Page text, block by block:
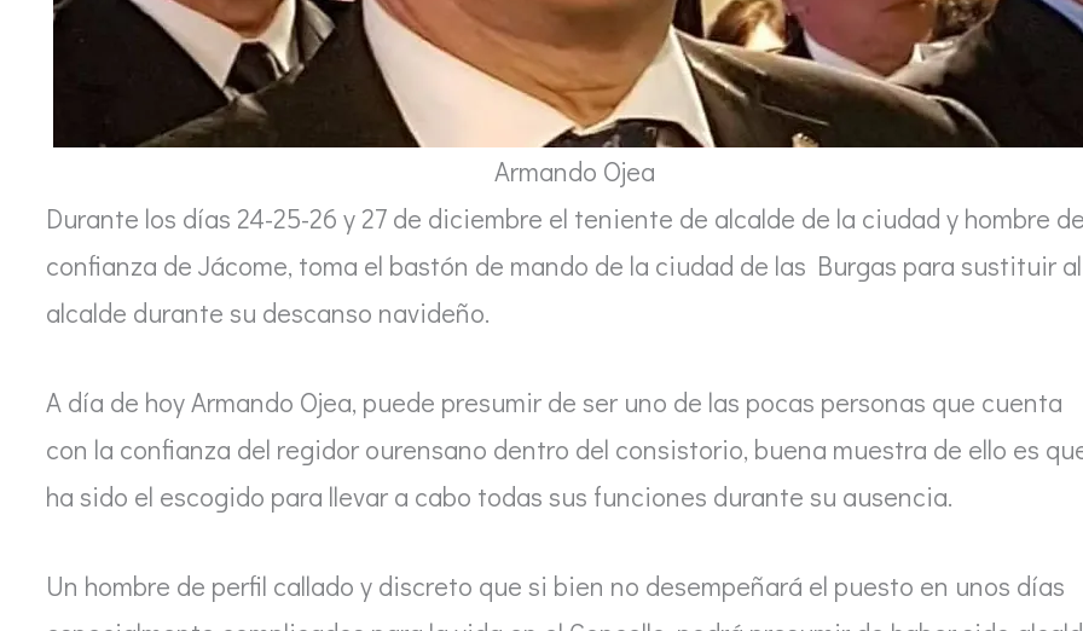
Armando Ojea
Durante los días 24-25-26 y 27 de diciembre el teniente de alcalde de la ciudad y hombre
confianza de Jácome, toma el bastón de mando de la ciudad de las Burgas para sustituir al
alcalde durante su descanso navideño.
A día de hoy Armando Ojea, puede presumir de ser uno de las pocas personas que cuenta
con la confianza del regidor ourensano dentro del consistorio, buena muestra de ello es
ha sido el escogido para llevar a cabo todas sus funciones durante su ausencia.
Un hombre de perfil callado y discreto que si bien no desempeñará el puesto en unos días